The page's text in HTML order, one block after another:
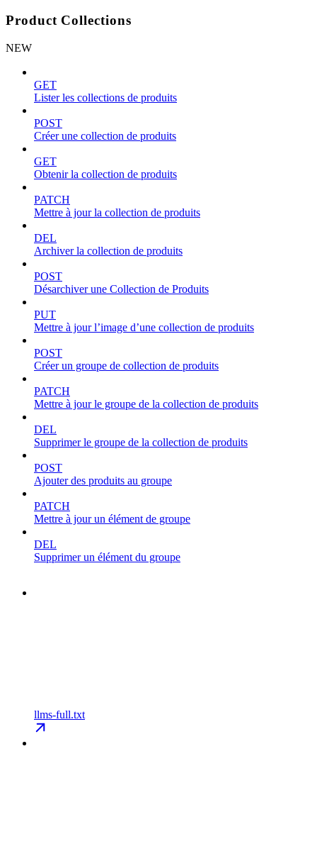
Product Collections
NEW
GET
Lister les collections de produits
POST
Créer une collection de produits
GET
Obtenir la collection de produits
PATCH
Mettre à jour la collection de produits
DEL
Archiver la collection de produits
POST
Désarchiver une Collection de Produits
PUT
Mettre à jour l’image d’une collection de produits
POST
Créer un groupe de collection de produits
PATCH
Mettre à jour le groupe de la collection de produits
DEL
Supprimer le groupe de la collection de produits
POST
Ajouter des produits au groupe
PATCH
Mettre à jour un élément de groupe
DEL
Supprimer un élément du groupe
llms-full.txt